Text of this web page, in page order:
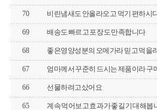
70 비린냄새도 안올라오고 먹기 편하시
69 배송도 빠르고 포장도 만족합니다
68 좋은영양성분의 오메가라 믿고 먹을
67 엄마께서 꾸준히 드시는 제품이라 구
66 선물하려고샀어요
65 계속 먹어보고 효과가 좋길 기대해봅